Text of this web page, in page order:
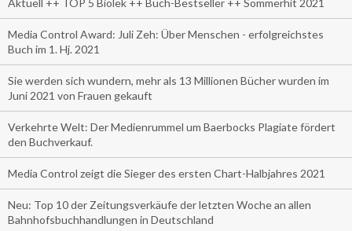
Media Control Award: Juli Zeh: Über Menschen - erfolgreichstes
Buch im 1. Hj. 2021
Sie werden sich wundern, mehr als 13 Millionen Bücher wurden im
Juni 2021 von Frauen gekauft
Verkehrte Welt: Der Medienrummel um Baerbocks Plagiate fördert
den Buchverkauf.
Media Control zeigt die Sieger des ersten Chart-Halbjahres 2021
Neu: Top 10 der Zeitungsverkäufe der letzten Woche an allen
Bahnhofsbuchhandlungen in Deutschland